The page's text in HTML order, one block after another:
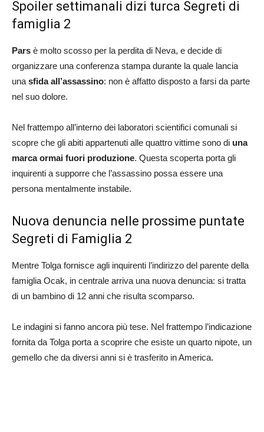
Spoiler settimanali dizi turca Segreti di
famiglia 2
Pars è molto scosso per la perdita di Neva, e decide di
organizzare una conferenza stampa durante la quale lancia
una sfida all’assassino: non è affatto disposto a farsi da parte
nel suo dolore.
Nel frattempo all’interno dei laboratori scientifici comunali si
scopre che gli abiti appartenuti alle quattro vittime sono di una
marca ormai fuori produzione. Questa scoperta porta gli
inquirenti a supporre che l’assassino possa essere una
persona mentalmente instabile.
Nuova denuncia nelle prossime puntate
Segreti di Famiglia 2
Mentre Tolga fornisce agli inquirenti l’indirizzo del parente della
famiglia Ocak, in centrale arriva una nuova denuncia: si tratta
di un bambino di 12 anni che risulta scomparso.
Le indagini si fanno ancora più tese. Nel frattempo l’indicazione
fornita da Tolga porta a scoprire che esiste un quarto nipote, un
gemello che da diversi anni si è trasferito in America.